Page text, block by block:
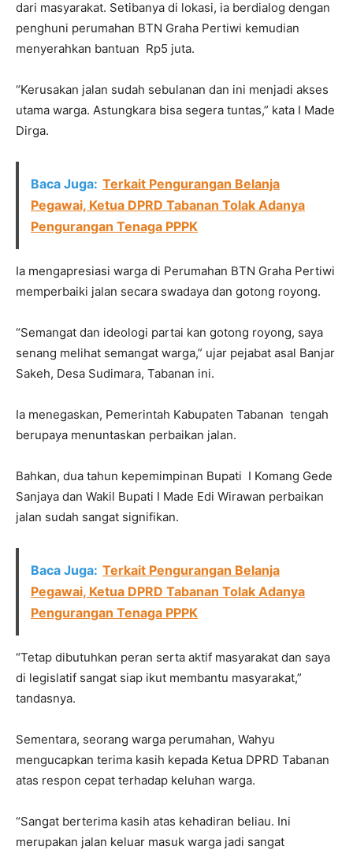
dari masyarakat. Setibanya di lokasi, ia berdialog dengan
penghuni perumahan BTN Graha Pertiwi kemudian
menyerahkan bantuan Rp5 juta.
“Kerusakan jalan sudah sebulanan dan ini menjadi akses
utama warga. Astungkara bisa segera tuntas,” kata I Made
Dirga.
Baca Juga: Terkait Pengurangan Belanja
Pegawai, Ketua DPRD Tabanan Tolak Adanya
Pengurangan Tenaga PPPK
Ia mengapresiasi warga di Perumahan BTN Graha Pertiwi
memperbaiki jalan secara swadaya dan gotong royong.
“Semangat dan ideologi partai kan gotong royong, saya
senang melihat semangat warga,” ujar pejabat asal Banjar
Sakeh, Desa Sudimara, Tabanan ini.
Ia menegaskan, Pemerintah Kabupaten Tabanan tengah
berupaya menuntaskan perbaikan jalan.
Bahkan, dua tahun kepemimpinan Bupati I Komang Gede
Sanjaya dan Wakil Bupati I Made Edi Wirawan perbaikan
jalan sudah sangat signifikan.
Baca Juga: Terkait Pengurangan Belanja
Pegawai, Ketua DPRD Tabanan Tolak Adanya
Pengurangan Tenaga PPPK
“Tetap dibutuhkan peran serta aktif masyarakat dan saya
di legislatif sangat siap ikut membantu masyarakat,”
tandasnya.
Sementara, seorang warga perumahan, Wahyu
mengucapkan terima kasih kepada Ketua DPRD Tabanan
atas respon cepat terhadap keluhan warga.
“Sangat berterima kasih atas kehadiran beliau. Ini
merupakan jalan keluar masuk warga jadi sangat